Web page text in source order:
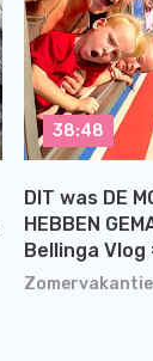
Zomervakantie
DIT was DE
HEBBEN
Bellinga
38:48